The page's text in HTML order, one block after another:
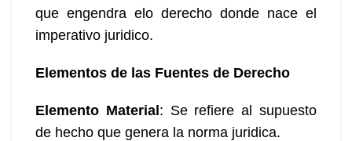
que engendra elo derecho donde nace el
imperativo juridico.
Elementos de las Fuentes de Derecho
Elemento Material: Se refiere al supuesto
de hecho que genera la norma juridica.